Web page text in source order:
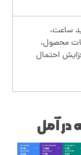
ساعت،
محصول،
احتمال
در آمل